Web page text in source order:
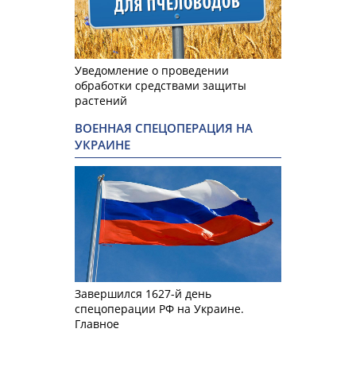
Уведомление о проведении
обработки средствами защиты
растений
ВОЕННАЯ СПЕЦОПЕРАЦИЯ НА
УКРАИНЕ
Завершился 1627-й день
спецоперации РФ на Украине.
Главное